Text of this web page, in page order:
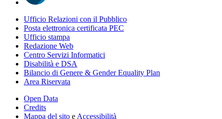
Ufficio Relazioni con il Pubblico
Posta elettronica certificata PEC
Ufficio stampa
Redazione Web
Centro Servizi Informatici
Disabilità e DSA
Bilancio di Genere & Gender Equality Plan
Area Riservata
Open Data
Credits
Mappa del sito e Accessibilità